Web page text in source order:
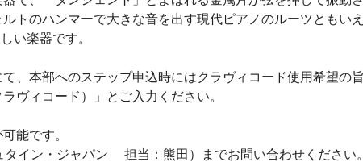
トのハンマーで大きな音を出す現代ピアノのルーツともいえ
い楽器です。
、本部へのステップ申込時にはクラヴィコード使用希望の
ヴィコード）」とご入力ください。
能です。
タイン・ジャパン 担当：熊田）までお問い合わせください。